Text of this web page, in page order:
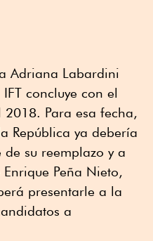
Adriana Labardini
concluye con el
Para esa fecha,
República ya debería
su reemplazo y a
Peña Nieto,
presentarle a la
a